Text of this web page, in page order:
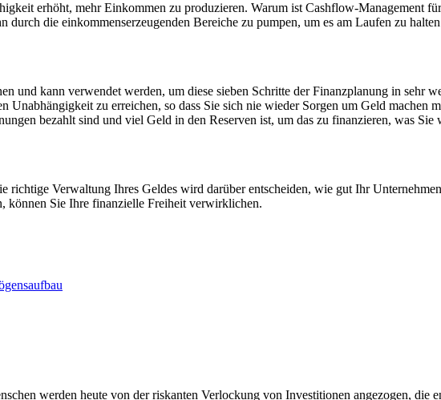
erhöht, mehr Einkommen zu produzieren. Warum ist Cashflow-Management
die einkommenserzeugenden Bereiche zu pumpen, um es am Laufen zu
und kann verwendet werden, um diese sieben Schritte der Finanzplanung in sehr
zu erreichen, so dass Sie sich nie wieder Sorgen um Geld machen
bezahlt sind und viel Geld in den Reserven ist, um das zu finanzieren, was
richtige Verwaltung Ihres Geldes wird darüber entscheiden, wie gut Ihr
können Sie Ihre finanzielle Freiheit verwirklichen.
werden heute von der riskanten Verlockung von Investitionen angezogen, die